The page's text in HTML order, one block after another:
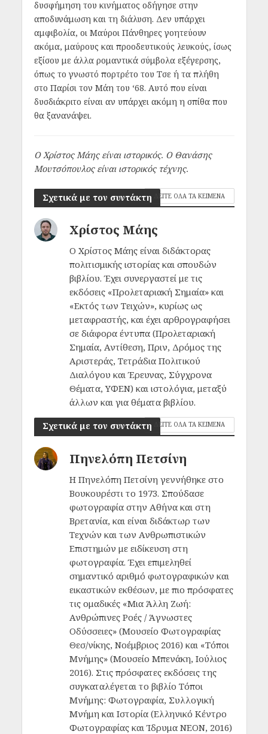
δυσφήμηση του κινήματος οδήγησε στην
αποδυνάμωση και τη διάλυση. Δεν υπάρχει
αμφιβολία, οι Μαύροι Πάνθηρες γοητεύουν
ακόμα, μαύρους και προοδευτικούς λευκούς, ίσως
εξίσου με άλλα ρομαντικά σύμβολα εξέγερσης,
όπως το γνωστό πορτρέτο του Τσε ή τα πλήθη
στο Παρίσι τον Μάη του ‘68. Αυτό που είναι
δυσδιάκριτο είναι αν υπάρχει ακόμη η σπίθα που
θα ξανανάψει.
Ο Χρίστος Μάης είναι ιστορικός. Ο Θανάσης
Μουτσόπουλος είναι ιστορικός τέχνης.
Σχετικά με τον συντάκτη ΔΕΙΤΕ ΟΛΑ ΤΑ ΚΕΙΜΕΝΑ
Χρίστος Μάης
Ο Χρίστος Μάης είναι διδάκτορας
πολιτισμικής ιστορίας και σπουδών
βιβλίου. Έχει συνεργαστεί με τις
εκδόσεις «Προλεταριακή Σημαία» και
«Εκτός των Τειχών», κυρίως ως
μεταφραστής, και έχει αρθρογραφήσει
σε διάφορα έντυπα (Προλεταριακή
Σημαία, Αντίθεση, Πριν, Δρόμος της
Αριστεράς, Τετράδια Πολιτικού
Διαλόγου και Έρευνας, Σύγχρονα
Θέματα, ΥΦΕΝ) και ιστολόγια, μεταξύ
άλλων και για θέματα βιβλίου.
Σχετικά με τον συντάκτη ΔΕΙΤΕ ΟΛΑ ΤΑ ΚΕΙΜΕΝΑ
Πηνελόπη Πετσίνη
Η Πηνελόπη Πετσίνη γεννήθηκε στο
Βουκουρέστι το 1973. Σπούδασε
φωτογραφία στην Αθήνα και στη
Βρετανία, και είναι διδάκτωρ των
Τεχνών και των Ανθρωπιστικών
Επιστημών με ειδίκευση στη
φωτογραφία. Έχει επιμεληθεί
σημαντικό αριθμό φωτογραφικών και
εικαστικών εκθέσων, με πιο πρόσφατες
τις ομαδικές «Μια Άλλη Ζωή:
Ανθρώπινες Ροές / Άγνωστες
Οδύσσειες» (Μουσείο Φωτογραφίας
Θεσ/νίκης, Νοέμβριος 2016) και «Τόποι
Μνήμης» (Μουσείο Μπενάκη, Ιούλιος
2016). Στις πρόσφατες εκδόσεις της
συγκαταλέγεται το βιβλίο Τόποι
Μνήμης: Φωτογραφία, Συλλογική
Μνήμη και Ιστορία (Ελληνικό Κέντρο
Φωτογραφίας και Ίδρυμα ΝΕΟΝ, 2016)